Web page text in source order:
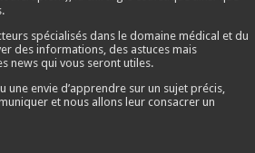
spécialisés dans le domaine médical et du
des informations, des astuces mais
news qui vous seront utiles.
une envie d’apprendre sur un sujet précis,
et nous allons leur consacrer un